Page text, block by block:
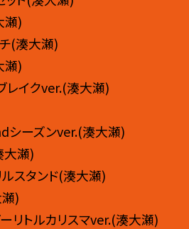
瀬)
(湊大瀬)
瀬)
レイクver.(湊大瀬)
シーズンver.(湊大瀬)
大瀬)
ルスタンド(湊大瀬)
瀬)
リトルカリスマver.(湊大瀬)